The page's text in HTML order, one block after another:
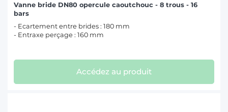
Vanne bride DN80 opercule caoutchouc - 8 trous - 16
bars
- Ecartement entre brides : 180 mm
- Entraxe perçage : 160 mm
Accédez au produit